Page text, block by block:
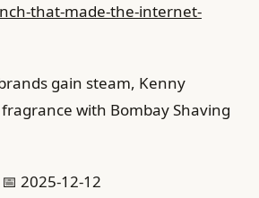
that-made-the-internet-
gain steam, Kenny
with Bombay Shaving
2025-12-12